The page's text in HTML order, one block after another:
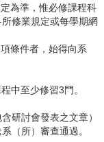
為準，惟必修課程科
修業規定或每學期網
條件者，始得向系
中至少修習3門。
研討會發表之文章）
（所）審查通過。